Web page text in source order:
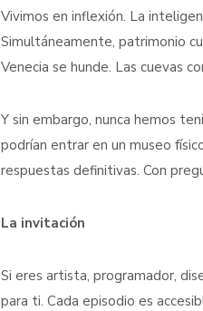
Vivimos en inflexión. La
Simultáneamente, patrimonio
Venecia se hunde. Las cuevas
Y sin embargo, nunca hemos
podrían entrar en un museo
respuestas definitivas. Con
La invitación
Si eres artista, programador,
para ti. Cada episodio es